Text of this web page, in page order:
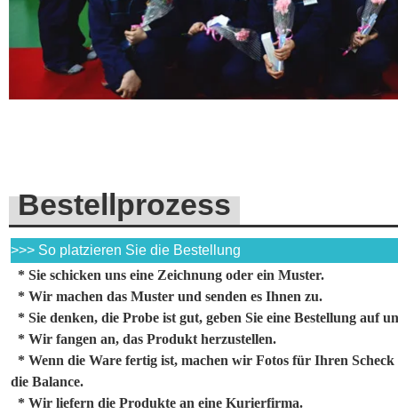
Bestellprozess
>>> So platzieren Sie die Bestellung
* Sie schicken uns eine Zeichnung oder ein Muster.
* Wir machen das Muster und senden es Ihnen zu.
* Sie denken, die Probe ist gut, geben Sie eine Bestellung auf
* Wir fangen an, das Produkt herzustellen.
* Wenn die Ware fertig ist, machen wir Fotos für Ihren Scheck
die Balance.
* Wir liefern die Produkte an eine Kurierfirma.